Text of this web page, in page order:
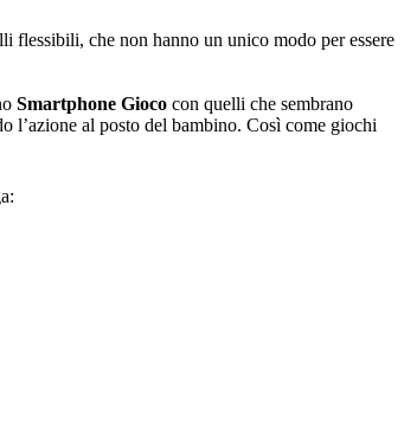
flessibili, che non hanno un unico modo per essere
Smartphone Gioco con quelli che sembrano
l’azione al posto del bambino. Così come giochi